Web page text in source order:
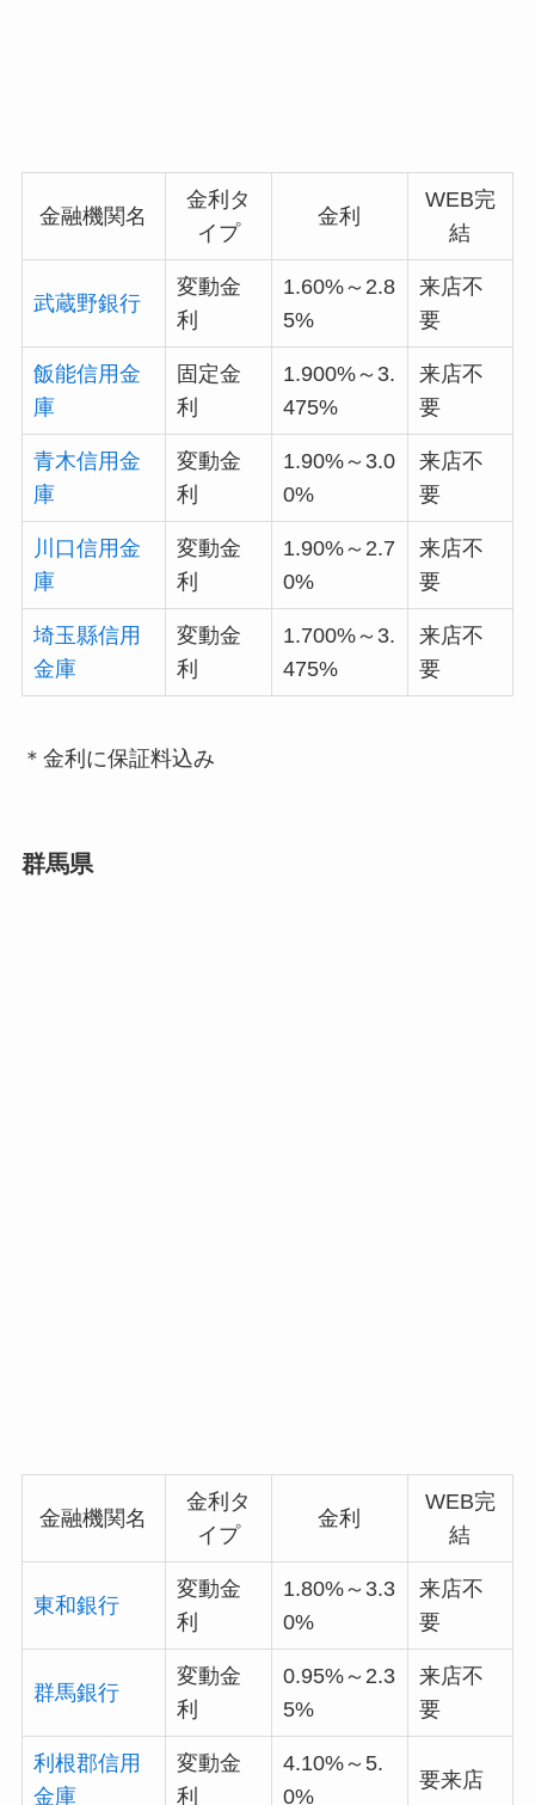
金融機関名
金利タ
イプ
金利
WEB完
結
武蔵野銀行
変動金
利
1.60%～2.8
5%
来店不
要
飯能信用金
庫
固定金
利
1.900%～3.
475%
来店不
要
青木信用金
庫
変動金
利
1.90%～3.0
0%
来店不
要
川口信用金
庫
変動金
利
1.90%～2.7
0%
来店不
要
埼玉縣信用
金庫
変動金
利
1.700%～3.
475%
来店不
要
＊金利に保証料込み
群馬県
金融機関名
金利タ
イプ
金利
WEB完
結
東和銀行
変動金
利
1.80%～3.3
0%
来店不
要
群馬銀行
変動金
利
0.95%～2.3
5%
来店不
要
利根郡信用
金庫
変動金
利
4.10%～5.
0%
要来店